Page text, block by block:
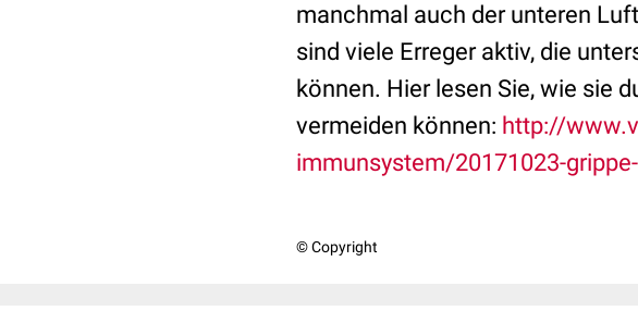
manchmal auch der unteren
sind viele Erreger aktiv, die
können. Hier lesen Sie, wie sie
vermeiden können: http://
immunsystem/20171023-
© Copyright